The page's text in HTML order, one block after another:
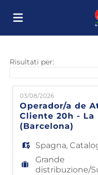
Offerte
di
lavoro
Carica
il
Login
Risultati per:
03/08/2026
Operador/a de
Cliente 20h - La
(Barcelona)
Spagna,
Grande
distribuzione/